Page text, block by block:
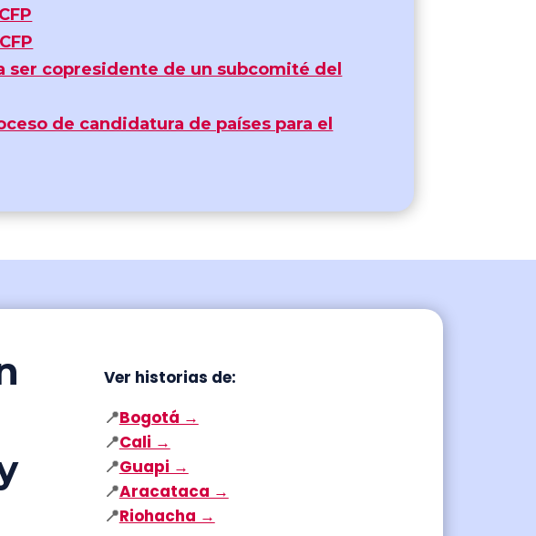
ser copresidente de un subcomité del
de candidatura de países para el
Ver historias de:
📍Bogotá →
📍Cali →
📍Guapi →
📍Aracataca →
📍Riohacha →